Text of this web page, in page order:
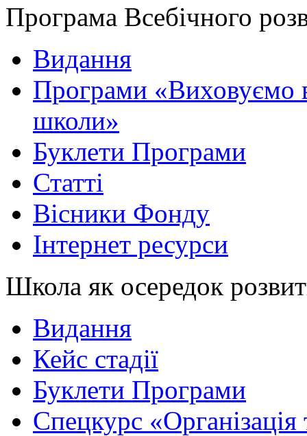
Програма Всебічного
Видання
Програми «Виховуємо
школи»
Буклети Програми
Статті
Вісники Фонду
Інтернет ресурси
Школа як осередок
Видання
Кейс стадії
Буклети Програми
Спецкурс